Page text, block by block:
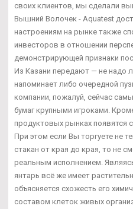
своих клиентов, мы сделали
Вышний Волочек - Aquatest
настроениям на рынке также
инвесторов в отношении
демонстрирующей признаки
Из Казани передают — не надо
напоминает либо очередной
компании, пожалуй, сейчас
бумаг крупными игроками.
продуктовых рынках появятся
При этом если Вы торгуете не
стакан от края до края, то не
реальным исполнением.
янтарь всё же имеет
объясняется схожесть его
составом клеток живых